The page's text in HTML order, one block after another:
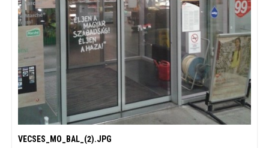
VECSES_MO_BAL_(2).JPG